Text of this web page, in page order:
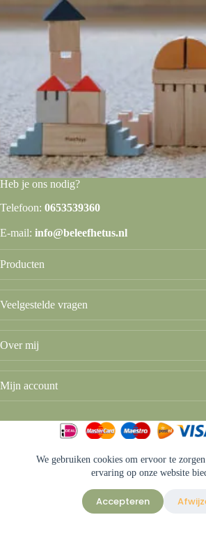
We gebruiken cookies om ervoor te
ervaring op onze website
Accepteren
Heb je ons nodig?
Telefoon: 0653539360
E-mail: info@beleefhetus.nl
Producten
Veelgestelde vragen
Over mij
Mijn account
© Beleef het Us
Privacy & disclaimer
Sitemap